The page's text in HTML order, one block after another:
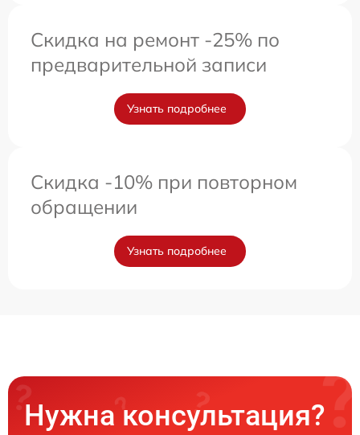
Скидка на ремонт -25% по
предварительной записи
Узнать подробнее
Скидка -10% при повторном
обращении
Узнать подробнее
Нужна консультация?